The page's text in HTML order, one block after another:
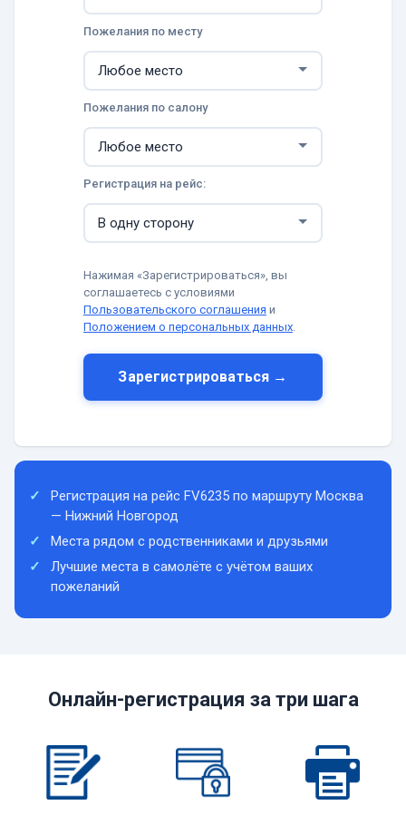
Пожелания по месту
Пожелания по салону
Регистрация на рейс:
Нажимая «Зарегистрироваться», вы
соглашаетесь с условиями
Пользовательского соглашения и
Положением о персональных данных.
Зарегистрироваться →
Регистрация на рейс FV6235 по маршруту Москва
— Нижний Новгород
Места рядом с родственниками и друзьями
Лучшие места в самолёте с учётом ваших
пожеланий
Онлайн-регистрация за три шага